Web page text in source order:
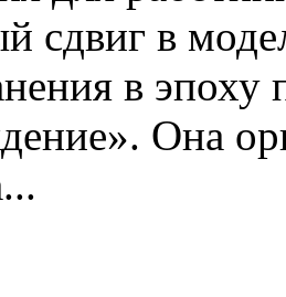
сдвиг в
в
Она